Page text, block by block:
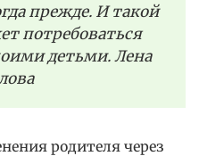
прежде. И такой
потребоваться
детьми. Лена
родителя через